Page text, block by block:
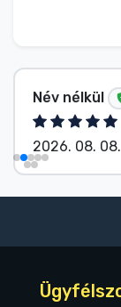
Név nélkül
2026. 08. 08.